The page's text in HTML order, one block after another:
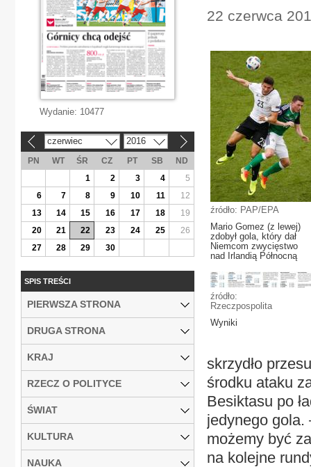
22 czerwca
źródło: PAP/EPA
Mario Gomez (z lewej)
zdobył gola, który dał
Niemcom zwycięstwo
nad Irlandią Północną
źródło:
Rzeczpospolita
Wyniki
skrzydło
środku ataku
Besiktasu po
jedynego gola.
możemy być
na kolejne
Wydanie: 10477
czerwiec 2016
PN WT ŚR CZ PT SB
ND
1
2 3 4
5
6
7 8 9 10 11
12
13
14 15 16 17 18
19
20
21 22 23 24 25
26
27
28 29 30
SPIS TREŚCI
PIERWSZA STRONA
DRUGA STRONA
KRAJ
RZECZ O POLITYCE
ŚWIAT
KULTURA
NAUKA